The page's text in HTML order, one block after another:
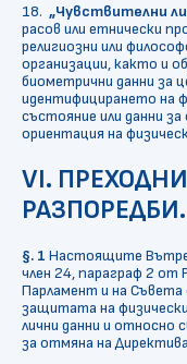
18. „Чувствителни
расов или етнически
религиозни или
организации, както и
биометрични данни за
идентифицирането на
състояние или данни
ориентация на
VI.
РАЗПОРЕДБИ.
§. 1 Настоящите
член 24, параграф 2 от
Парламент и на
защитата на
лични данни и относно
за отмяна на